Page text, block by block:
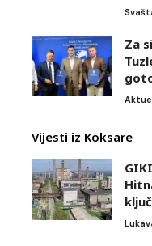
Za
Vijesti iz Koksare